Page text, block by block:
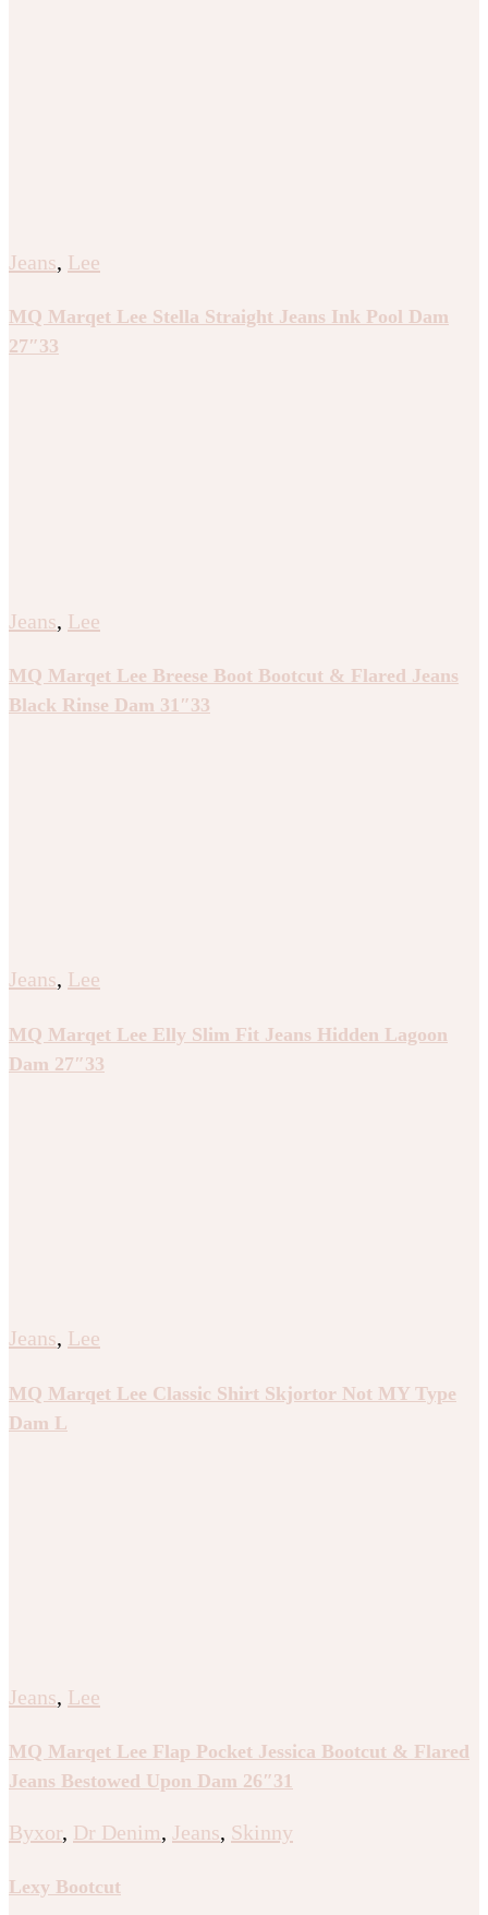
Jeans, Lee
MQ Marqet Lee Stella Straight Jeans Ink Pool Dam
27″33
Jeans, Lee
MQ Marqet Lee Breese Boot Bootcut & Flared Jeans
Black Rinse Dam 31″33
Jeans, Lee
MQ Marqet Lee Elly Slim Fit Jeans Hidden Lagoon
Dam 27″33
Jeans, Lee
MQ Marqet Lee Classic Shirt Skjortor Not MY Type
Dam L
Jeans, Lee
MQ Marqet Lee Flap Pocket Jessica Bootcut & Flared
Jeans Bestowed Upon Dam 26″31
Byxor, Dr Denim, Jeans, Skinny
Lexy Bootcut